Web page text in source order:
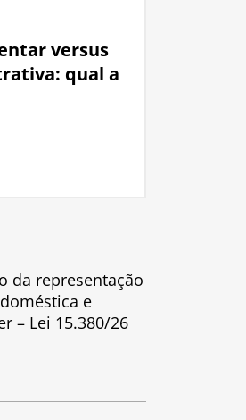
versus
qual a
da representação
e
– Lei 15.380/26